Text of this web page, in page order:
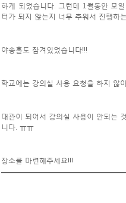
하게 되었습니다. 그런데 1월동안 모
터가 되지 않는지 너무 추워서 진행하
야송홀도 잠겨있었습니다!!!
학교에는 강의실 사용 요청을 하지 않
대관이 되어서 강의실 사용이 안되는
니다. ㅠㅠ
장소를 마련해주세요!!!